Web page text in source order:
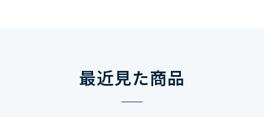
最近見た商品